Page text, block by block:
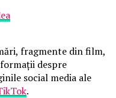
fragmente din film,
despre
social media ale
.